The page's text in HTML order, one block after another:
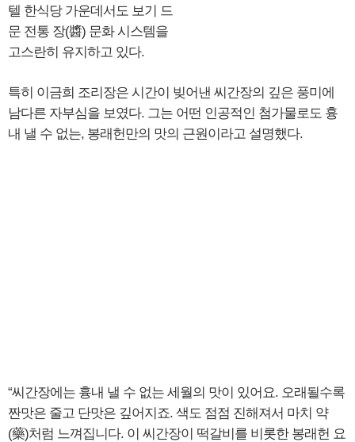
텔 한식당 가운데서도 보기 드
문 전통 장(醬) 문화 시스템을
고스란히 유지하고 있다.
특히 이금희 조리장은 시간이 빚어낸 씨간장의 깊은 풍미에
남다른 자부심을 보였다. 그는 어떤 인공적인 첨가물로도 흉
내 낼 수 없는, 봉래헌만의 맛의 근원이라고 설명했다.
“씨간장에는 흉내 낼 수 없는 세월의 맛이 있어요. 오래될수록
짠맛은 줄고 단맛은 깊어지죠. 색도 점점 진해져서 마치 약
(藥)처럼 느껴집니다. 이 씨간장이 떡갈비를 비롯한 봉래헌 요